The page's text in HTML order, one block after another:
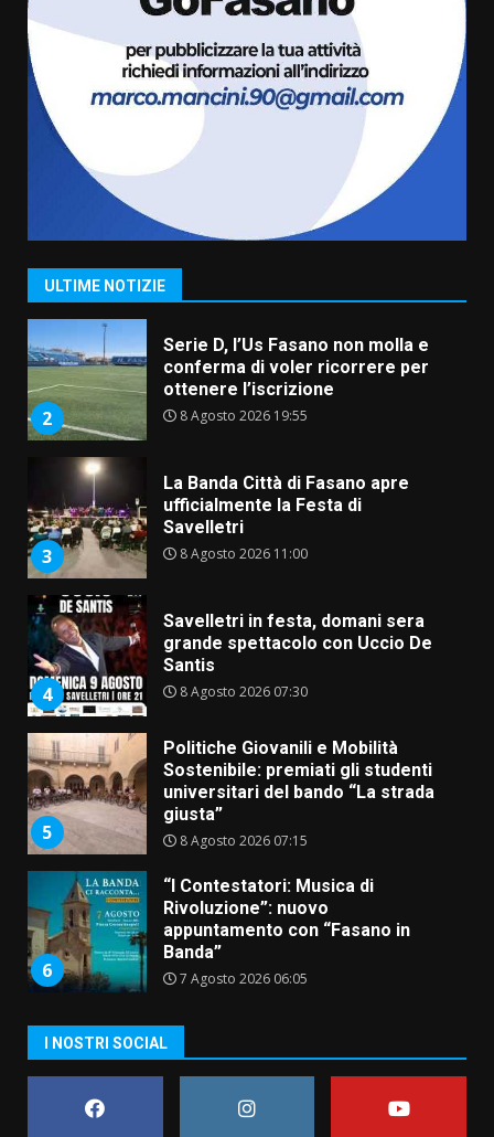
ULTIME NOTIZIE
7 Agosto 2026 06:05
US Fasano, Scianaro: “Profonda
amarezza per esclusione dal
campionato di calcio”
7 Agosto 2026 06:00
1
Grande successo per la “Sagra
del Pesce Spada” a Savelletri
9 Agosto 2026 07:32
2
Serie D, l’Us Fasano non molla e
conferma di voler ricorrere per
ottenere l’iscrizione
8 Agosto 2026 19:55
3
La Banda Città di Fasano apre
ufficialmente la Festa di
Savelletri
8 Agosto 2026 11:00
4
Savelletri in festa, domani sera
grande spettacolo con Uccio De
Santis
8 Agosto 2026 07:30
5
Politiche Giovanili e Mobilità
Sostenibile: premiati gli studenti
universitari del bando “La strada
giusta”
8 Agosto 2026 07:15
6
“I Contestatori: Musica di
Rivoluzione”: nuovo
appuntamento con “Fasano in
Banda”
7 Agosto 2026 06:05
amarezza per esclusione dal
campionato di calcio”
7 Agosto 2026 06:00
I NOSTRI SOCIAL